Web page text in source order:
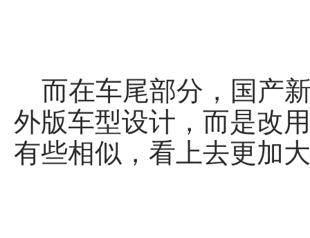
而在车尾部分，国产
外版车型设计，而是改
有些相似，看上去更加